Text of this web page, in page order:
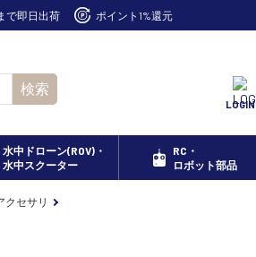
で即日出荷 ポイント1%還元
検索
LOGIN
水中ドローン(ROV)・
水中スクーター
RC・
ロボット部品
クセサリ